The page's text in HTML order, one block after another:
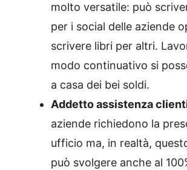
molto versatile: può
per i social delle aziende
scrivere libri per altri.
modo continuativo si
a casa dei bei soldi.
Addetto assistenza
aziende richiedono la
ufficio ma, in realtà,
può svolgere anche al